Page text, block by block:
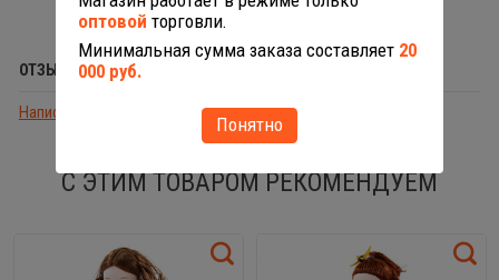
ОТЗЫВЫ (0)
Написать отзыв
С ЭТИМ ТОВАРОМ РЕКОМЕНДУЕМ
оптовой торговли.
Минимальная сумма заказа составляет 20
000 руб.
Понятно